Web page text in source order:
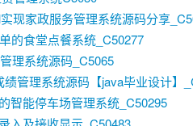
现家政服务管理系统源码分享
的食堂点餐系统_C50277
理系统源码_C5065
管理系统源码【java毕业设计】
智能停车场管理系统_C50295